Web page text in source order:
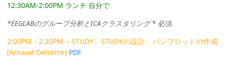
12:30AM-2:00PM ランチ 自分で
*EEGLABのグループ分析とICAクラスタリング* 必須
2:00PM - 2:30PM – STUDY、STUDYの設計、バシプロットの作成
(Arnaud Delorme) PDF